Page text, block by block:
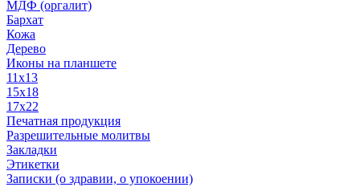
МДФ (оргалит)
Бархат
Кожа
Дерево
Иконы на планшете
11х13
15х18
17х22
Печатная продукция
Разрешительные молитвы
Закладки
Этикетки
Записки (о здравии, о упокоении)